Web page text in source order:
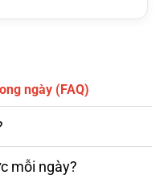
ngày (FAQ)
mỗi ngày?